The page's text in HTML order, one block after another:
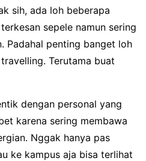
sih, ada loh beberapa
sepele namun sering
Padahal penting banget loh
Terutama buat
dengan personal yang
karena sering membawa
Nggak hanya pas
ke kampus aja bisa terlihat